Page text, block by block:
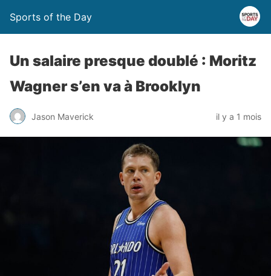
Sports of the Day
Un salaire presque doublé : Moritz
Wagner s’en va à Brooklyn
Jason Maverick il y a 1 mois